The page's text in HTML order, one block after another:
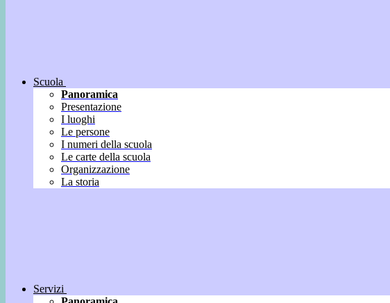
Scuola
Panoramica
Presentazione
I luoghi
Le persone
I numeri della scuola
Le carte della scuola
Organizzazione
La storia
Servizi